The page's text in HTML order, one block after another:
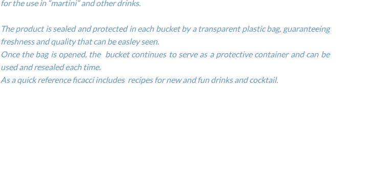
for the use in “martini” and other drinks.
The product is sealed and protected in each bucket by a transparent plastic bag, guaranteeing
freshness and quality that can be easley seen.
Once the bag is opened, the bucket continues to serve as a protective container and can be
used and resealed each time.
As a quick reference ficacci includes recipes for new and fun drinks and cocktail.